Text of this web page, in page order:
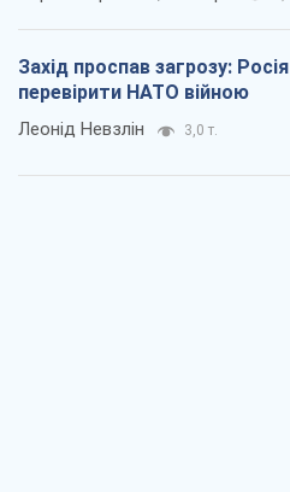
Захід проспав загрозу:
перевірити НАТО війною
Леонід Невзлін 3,0 т.